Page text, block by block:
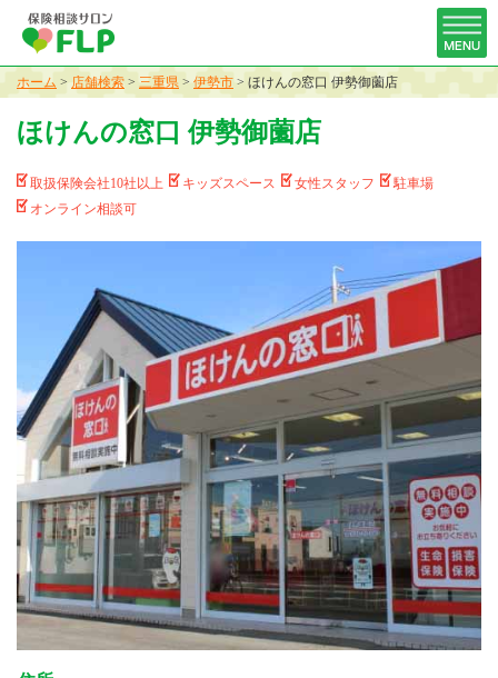
ホーム > 店舗検索 > 三重県 > 伊勢市 > ほけんの窓口 伊勢御薗店
ほけんの窓口 伊勢御薗店
取扱保険会社10社以上 キッズスペース 女性スタッフ
駐車場
オンライン相談可